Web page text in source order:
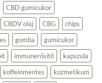
CBD gumicukor
CBDV olaj CBG
chips
gomba
gumicukor
immunerősítő
kapszula
koffeinmentes
kozmetikum